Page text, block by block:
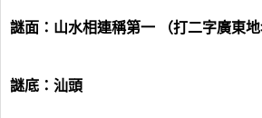
謎面：山水相連稱第一 （打二字廣東地
謎底：汕頭